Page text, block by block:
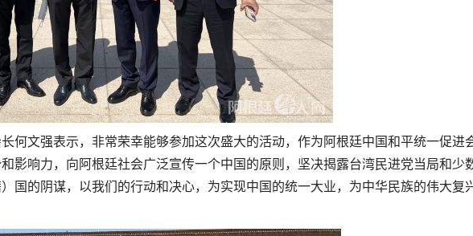
何文强表示，非常荣幸能够参加这次盛大的活动，作为阿根廷中国和平统一促进
影响力，向阿根廷社会广泛宣传一个中国的原则，坚决揭露台湾民进党当局和少
国的阴谋，以我们的行动和决心，为实现中国的统一大业，为中华民族的伟大复兴